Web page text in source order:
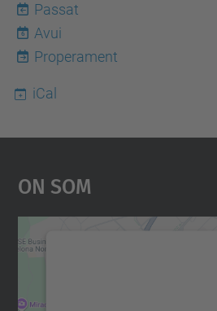
Passat
6
Avui
Properament
iCal
On Som